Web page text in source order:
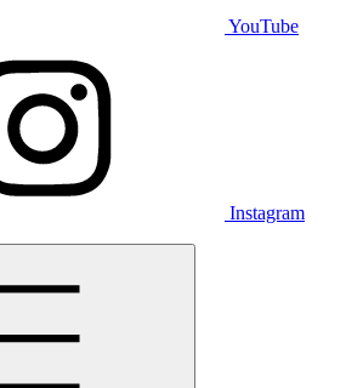
YouTube
Instagram